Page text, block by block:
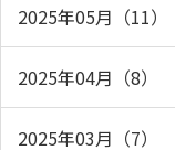
2025年05月（11）
2025年04月（8）
2025年03月（7）